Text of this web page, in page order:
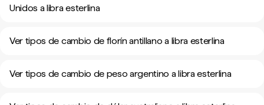
Unidos a libra esterlina
Ver tipos de cambio de florín antillano a libra esterlina
Ver tipos de cambio de peso argentino a libra esterlina